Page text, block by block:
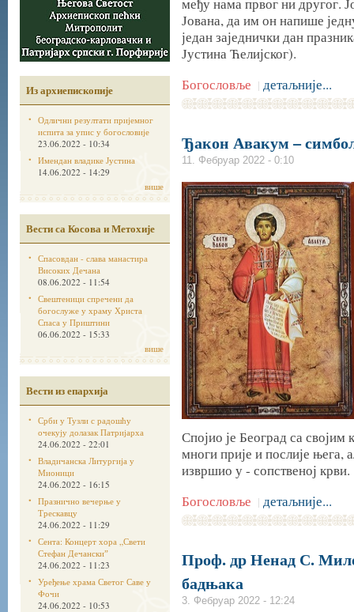
Из архиепископије
Одлични резултати пријемног
испита за упис у богословије
23.06.2022 - 10:34
Имендан владике Јустина
14.06.2022 - 14:29
више
Вести са Косова и Метохије
Спасовдан - слава манастира
Високих Дечана
08.06.2022 - 11:54
Свештеници спречени да
богослуже у храму Христа
Спаса у Приштини
06.06.2022 - 15:33
више
Вести из епархија
Срби у Тузли с радошћу
очекују долазак Патријарха
24.06.2022 - 22:01
Владичанска Литургија у
Мионици
24.06.2022 - 16:15
Празнично вечерње у
Трескавцу
24.06.2022 - 11:29
Сента: Концерт хора „Свети
Стефан Дечанскиˮ
24.06.2022 - 11:23
Уређење храма Светог Саве у
Фочи
24.06.2022 - 10:53
Јована, да им он напише
један заједнички дан
Јустина Ћелијског).
Богословље | детаљније...
Ђакон Авакум –
11. Фебруар 2022 - 0:10
Спојио је Београд са
многи прије и послије њега,
извршио у - сопственој крви.
Богословље | детаљније...
Проф. др Ненад С.
бадњака
3. Фебруар 2022 - 12:24